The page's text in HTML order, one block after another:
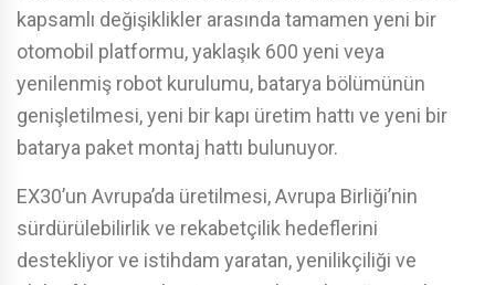
kapsamlı değişiklikler arasında tamamen yeni bir
otomobil platformu, yaklaşık 600 yeni veya
yenilenmiş robot kurulumu, batarya bölümünün
genişletilmesi, yeni bir kapı üretim hattı ve yeni bir
batarya paket montaj hattı bulunuyor.
EX30’un Avrupa’da üretilmesi, Avrupa Birliği’nin
sürdürülebilirlik ve rekabetçilik hedeflerini
destekliyor ve istihdam yaratan, yenilikçiliği ve